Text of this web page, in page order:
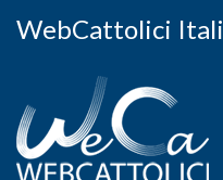
WebCattolici